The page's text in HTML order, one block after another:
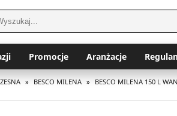
Promocje Aranżacje
» BESCO MILENA » BESCO MILENA 150 L